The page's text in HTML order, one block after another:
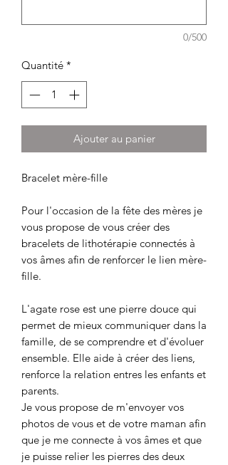
0/500
Quantité *
Ajouter au panier
Bracelet mère-fille
Pour l'occasion de la fête des mères je
vous propose de vous créer des
bracelets de lithotérapie connectés à
vos âmes afin de renforcer le lien mère-
fille.
L'agate rose est une pierre douce qui
permet de mieux communiquer dans la
famille, de se comprendre et d'évoluer
ensemble. Elle aide à créer des liens,
renforce la relation entres les enfants et
parents.
Je vous propose de m'envoyer vos
photos de vous et de votre maman afin
que je me connecte à vos âmes et que
je puisse relier les pierres des deux